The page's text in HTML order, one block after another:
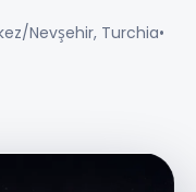
Nevşehir, Turchia•